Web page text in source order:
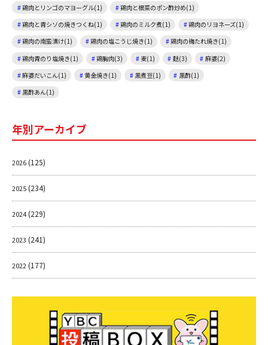
鶏肉とリンゴのマヨーグル(1)
鶏肉と根菜のポン酢炒め(1)
鶏肉と青シソの焼きつくね(1)
鶏肉のミルク煮(1)
鶏肉のリヨネーズ(1)
鶏肉の南蛮漬け(1)
鶏肉の塩こうじ焼き(1)
鶏肉の梅たれ焼き(1)
鶏肉青のり塩焼き(1)
鶏胸肉(3) 麦(1) 麩(3)
麻婆(2)
麻婆だいこん(1)
黄金焼き(1) 黒煮豆(1)
黒酢(1)
黒酢あん(1)
年別アーカイブ
2026(125)
2025(234)
2024(229)
2023 (241)
2022(177)